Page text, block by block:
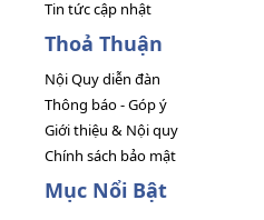
Tin tức cập nhật
Thoả Thuận
Nội Quy diễn đàn
Thông báo - Góp ý
Giới thiệu & Nội quy
Chính sách bảo mật
Mục Nổi Bật